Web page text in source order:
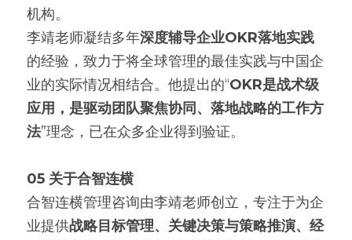
机构。
李靖老师凝结多年深度辅导企业OKR落地实践
的经验，致力于将全球管理的最佳实践与中国企
业的实际情况相结合。他提出的“OKR是战术级
应用，是驱动团队聚焦协同、落地战略的工作方
法”理念，已在众多企业得到验证。
05 关于合智连横
合智连横管理咨询由李靖老师创立，专注于为企
业提供战略目标管理、 关键决策与策略推演、 经